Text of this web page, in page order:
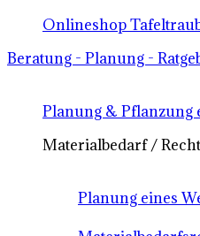
Onlineshop
Beratung - Planung -
Planung & Pflanzung
Materialbedarf / Recht
Planung eines